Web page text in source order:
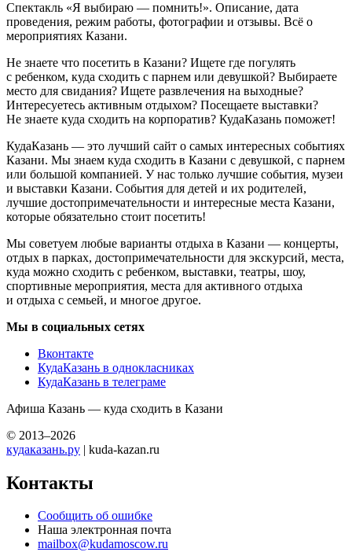
Спектакль «Я выбираю — помнить!». Описание, дата
проведения, режим работы, фотографии и отзывы. Всё о
мероприятиях Казани.
Не знаете что посетить в Казани? Ищете где погулять
с ребенком, куда сходить с парнем или девушкой? Выбираете
место для свидания? Ищете развлечения на выходные?
Интересуетесь активным отдыхом? Посещаете выставки?
Не знаете куда сходить на корпоратив? КудаКазань поможет!
КудаКазань — это лучший сайт о самых интересных событиях
Казани. Мы знаем куда сходить в Казани с девушкой, с парнем
или большой компанией. У нас только лучшие события, музеи
и выставки Казани. События для детей и их родителей,
лучшие достопримечательности и интересные места Казани,
которые обязательно стоит посетить!
Мы советуем любые варианты отдыха в Казани — концерты,
отдых в парках, достопримечательности для экскурсий, места,
куда можно сходить с ребенком, выставки, театры, шоу,
спортивные мероприятия, места для активного отдыха
и отдыха с семьей, и многое другое.
Мы в социальных сетях
Вконтакте
КудаКазань в однокласниках
КудаКазань в телеграме
Афиша Казань — куда сходить в Казани
© 2013–2026
кудаказань.ру | kuda-kazan.ru
Контакты
Сообщить об ошибке
Наша электронная почта
mailbox@kudamoscow.ru